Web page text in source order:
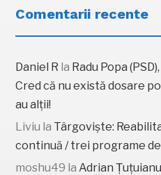
Comentarii recente
Daniel R la Radu Popa
Cred că nu există dosare
au alții!
Liviu la Târgoviște:
continuă / trei programe
moshu49 laAdrian